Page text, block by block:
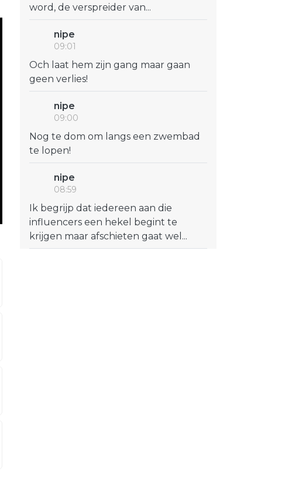
word, de verspreider van...
nipe
09:01
Och laat hem zijn gang maar gaan
geen verlies!
nipe
09:00
Nog te dom om langs een zwembad
te lopen!
nipe
08:59
Ik begrijp dat iedereen aan die
influencers een hekel begint te
krijgen maar afschieten gaat wel...